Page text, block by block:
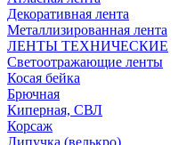
Декоративная лента
Металлизированная лента
ЛЕНТЫ ТЕХНИЧЕСКИЕ
Светоотражающие ленты
Косая бейка
Брючная
Киперная, СВЛ
Корсаж
Липучка (велькро)